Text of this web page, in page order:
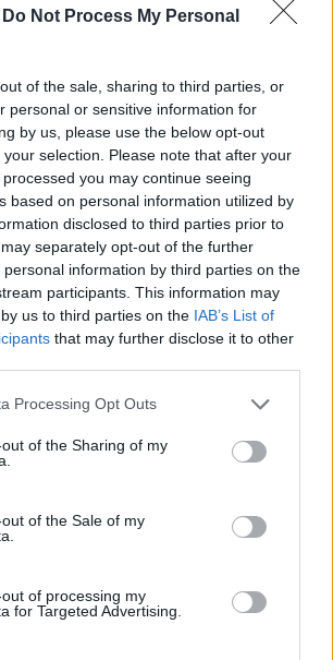
Do Not Process My Personal
of the sale, sharing to third parties, or
personal or sensitive information for
by us, please use the below opt-out
selection. Please note that after your
you may continue seeing
based on personal information utilized by
disclosed to third parties prior to
separately opt-out of the further
information by third parties on the
participants. This information may
us to third parties on the IAB’s List of
that may further disclose it to other
Processing Opt Outs
of the Sharing of my
of the Sale of my
of processing my
for Targeted Advertising.
Classic Mantra
Titolare 34 - 89 %
Entrato 1 - 2%
Squalificato 0 - 0%
Inutilizzato 3 - 7
Scarica